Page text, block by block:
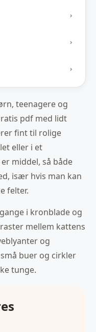
›
›
›
teenagere og
pdf med lidt
fint til rolige
eller i et
middel, så både
især hvis man kan
felter.
i kronblade og
mellem kattens
og
buer og cirkler
tunge.